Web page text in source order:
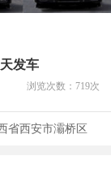
发车
浏览次数： 719次
省西安市灞桥区